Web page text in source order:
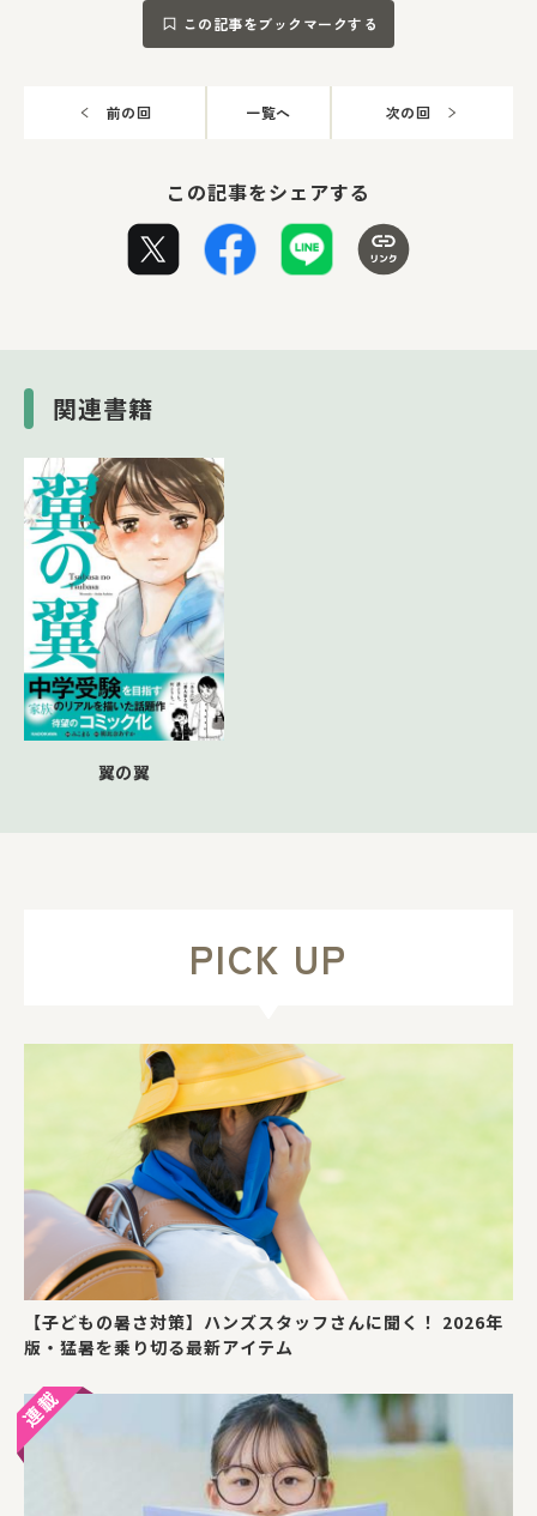
この記事をブックマークする
前の回 一覧へ 次の回
この記事をシェアする
関連書籍
翼の翼
PICK UP
【子どもの暑さ対策】ハンズスタッフさんに聞く！ 2026年
版・猛暑を乗り切る最新アイテム